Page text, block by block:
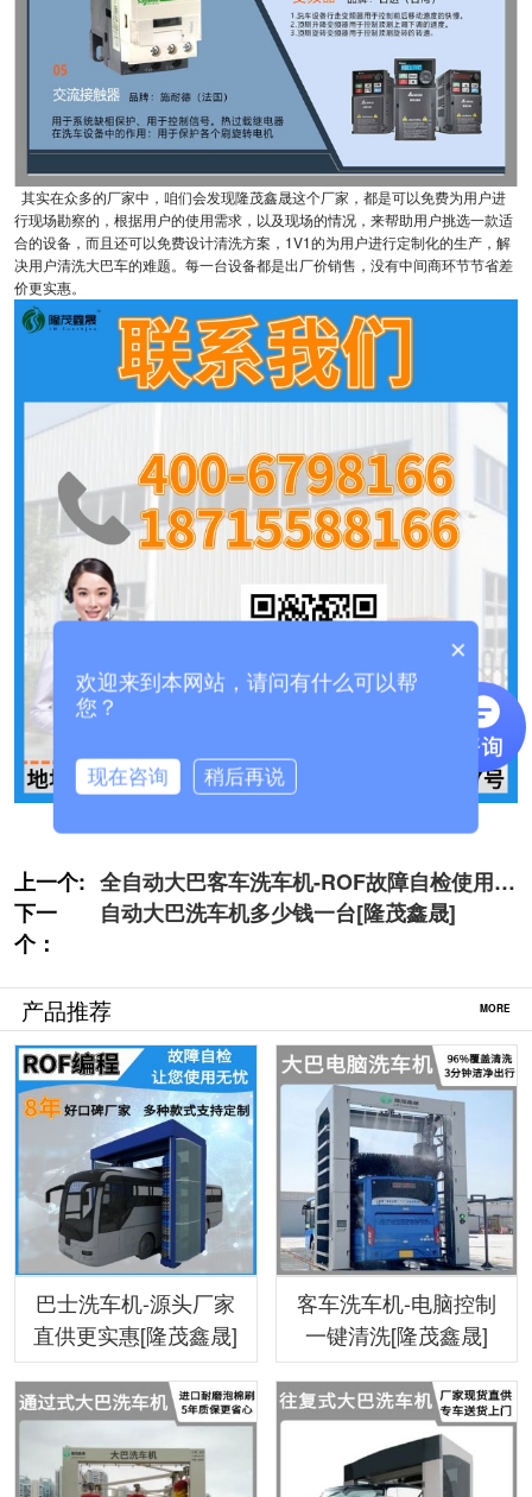
其实在众多的厂家中，咱们会发现隆茂鑫晟这个厂家，都是可以免费为用户进
行现场勘察的，根据用户的使用需求，以及现场的情况，来帮助用户挑选一款适
合的设备，而且还可以免费设计清洗方案，1V1的为用户进行定制化的生产，解
决用户清洗大巴车的难题。每一台设备都是出厂价销售，没有中间商环节节省差
价更实惠。
上一个: 全自动大巴客车洗车机-ROF故障自检使用无
忧[隆茂鑫晟]
下一
个：
自动大巴洗车机多少钱一台[隆茂鑫晟]
产品推荐 MORE
巴士洗车机-源头厂家
直供更实惠[隆茂鑫晟]
客车洗车机-电脑控制
一键清洗[隆茂鑫晟]
×
欢迎来到本网站，请问有什么可以帮
您？
现在咨询 稍后再说